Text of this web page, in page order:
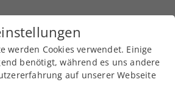
werden Cookies verwendet. Einige
benötigt, während es uns andere
auf unserer Webseite